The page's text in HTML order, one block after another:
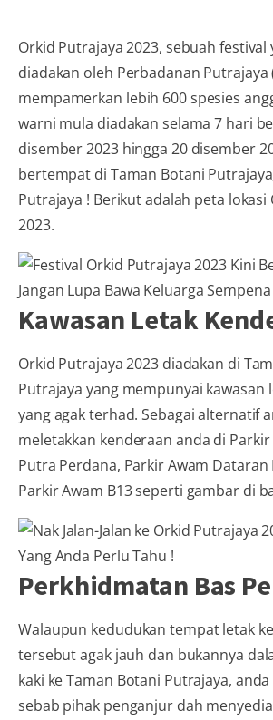
Orkid Putrajaya 2023, sebuah festival
diadakan oleh Perbadanan Putrajaya
mempamerkan lebih 600 spesies
warni mula diadakan selama 7 hari
disember 2023 hingga 20 disember
bertempat di Taman Botani
Putrajaya ! Berikut adalah peta lokasi
2023.
Kawasan Letak
Orkid Putrajaya 2023 diadakan di
Putrajaya yang mempunyai kawasan
yang agak terhad. Sebagai alternatif
meletakkan kenderaan anda di Parkir
Putra Perdana, Parkir Awam
Parkir Awam B13 seperti gambar di
Perkhidmatan Bas
Walaupun kedudukan tempat letak
tersebut agak jauh dan bukannya
kaki ke Taman Botani Putrajaya,
sebab pihak penganjur dah